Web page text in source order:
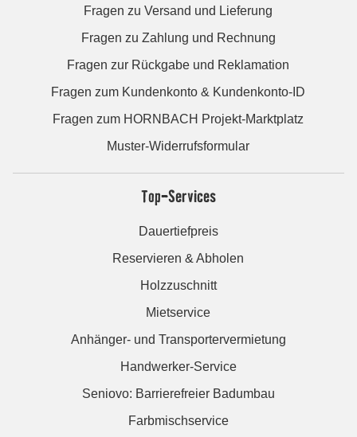
Fragen zu Versand und Lieferung
Fragen zu Zahlung und Rechnung
Fragen zur Rückgabe und Reklamation
Fragen zum Kundenkonto & Kundenkonto-ID
Fragen zum HORNBACH Projekt-Marktplatz
Muster-Widerrufsformular
Top-Services
Dauertiefpreis
Reservieren & Abholen
Holzzuschnitt
Mietservice
Anhänger- und Transportervermietung
Handwerker-Service
Seniovo: Barrierefreier Badumbau
Farbmischservice